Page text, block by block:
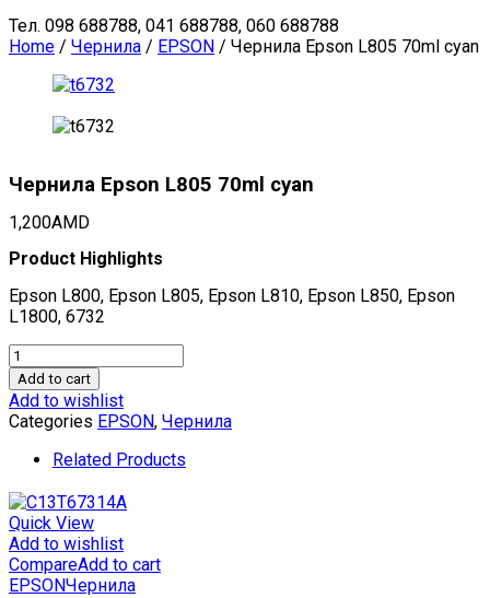
Тел. 098 688788, 041 688788, 060 688788
Home / Чернила / EPSON / Чернила Epson L805 70ml cyan
Чернила Epson L805 70ml cyan
1,200AMD
Product Highlights
Epson L800, Epson L805, Epson L810, Epson L850, Epson
L1800, 6732
Чернила
Epson
L805
70ml
quantity
Add to cart
Add to wishlist
Categories EPSON, Чернила
Related Products
Quick View
Add to wishlist
CompareAdd to cart
EPSONЧернила